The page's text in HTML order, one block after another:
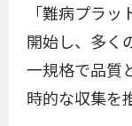
「難病プラ
開始し、多く
一規格で品質
時的な収集を